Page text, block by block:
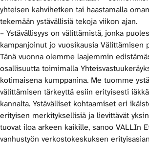
yhteisen kahvihetken tai haastamalla
tekemään ystävällisiä tekoja viikon ajan.
– Ystävällisyys on välittämistä, jonka
kampanjoinut jo vuosikausia Välittämisen
Tänä vuonna olemme laajemmin
osallisuutta toimimalla
kotimaisena kumppanina. Me tuomme
välittämisen tärkeyttä esiin erityisesti
kannalta. Ystävälliset kohtaamiset eri
erityisen merkityksellisiä ja lievittävät
tuovat iloa arkeen kaikille, sanoo VALLIn
vanhustyön verkostokeskuksen